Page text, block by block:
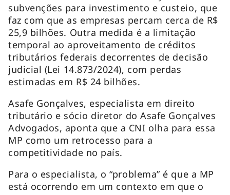
subvenções para investimento e custeio, que
faz com que as empresas percam cerca de R$
25,9 bilhões. Outra medida é a limitação
temporal ao aproveitamento de créditos
tributários federais decorrentes de decisão
judicial (Lei 14.873/2024), com perdas
estimadas em R$ 24 bilhões.
Asafe Gonçalves, especialista em direito
tributário e sócio diretor do Asafe Gonçalves
Advogados, aponta que a CNI olha para essa
MP como um retrocesso para a
competitividade no país.
Para o especialista, o “problema” é que a MP
está ocorrendo em um contexto em que o